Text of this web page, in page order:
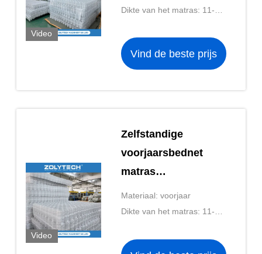
Video
kinderen
Dikte van het matras: 11-20
Vind de beste prijs
Video
Zelfstandige
voorjaarsbednet
matras
kerntechnologie
maatbednetten voor
Materiaal: voorjaar
Dikte van het matras: 11-20